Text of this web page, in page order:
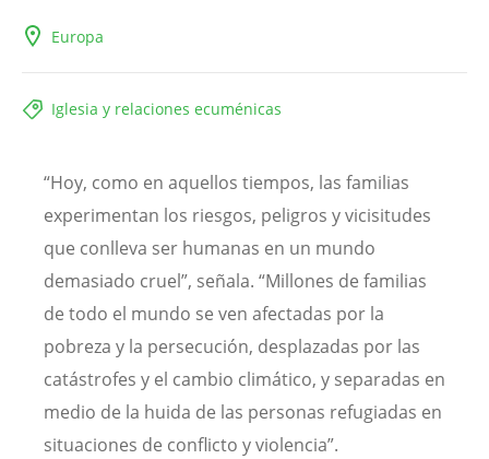
Europa
Iglesia y relaciones ecuménicas
“Hoy, como en aquellos tiempos, las familias
experimentan los riesgos, peligros y vicisitudes
que conlleva ser humanas en un mundo
demasiado cruel”, señala. “Millones de familias
de todo el mundo se ven afectadas por la
pobreza y la persecución, desplazadas por las
catástrofes y el cambio climático, y separadas en
medio de la huida de las personas refugiadas en
situaciones de conflicto y violencia”.